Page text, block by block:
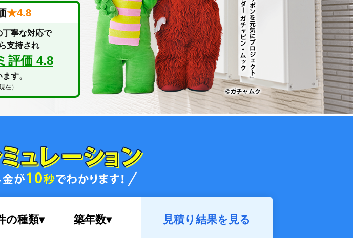
★4.8
丁寧な対応で
支持され
評価 4.8
す。
在）
の種類▾ 築年数▾ 見積り結果を見る